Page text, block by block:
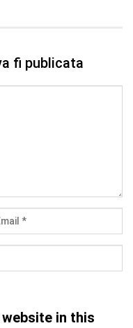
fi publicata
website in this